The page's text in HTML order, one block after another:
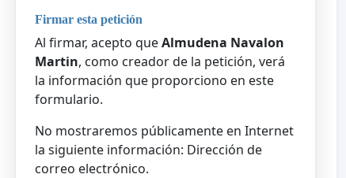
Firmar esta petición
Al firmar, acepto queAlmudena Navalon
Martin, como creador de la petición, verá
la información que proporciono en este
formulario.
No mostraremos públicamente en Internet
la siguiente información: Dirección de
correo electrónico.